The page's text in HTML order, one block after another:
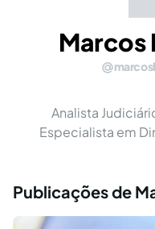
Marcos
Analista
Especialista em
Publicações de